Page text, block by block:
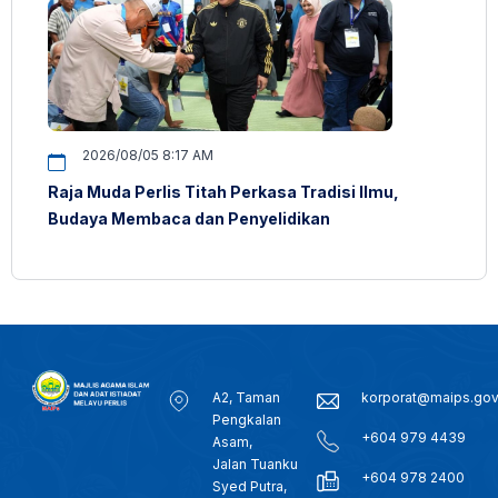
2026/08/05 8:17 AM
Raja Muda Perlis Titah Perkasa Tradisi Ilmu,
Budaya Membaca dan Penyelidikan
A2, Taman
Pengkalan
Asam,
Jalan Tuanku
Syed Putra,
+604 979 4439
+604 978 2400